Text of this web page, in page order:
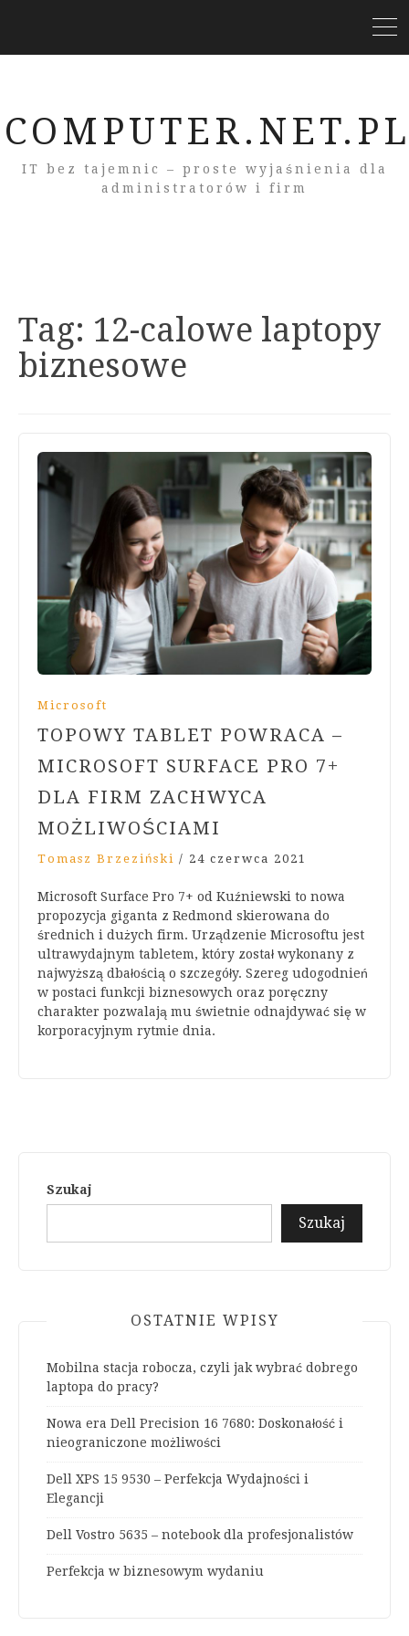
IT bez tajemnic – proste wyjaśnienia dla
administratorów i firm
Tag: 12-calowe laptopy
biznesowe
Microsoft
TOPOWY TABLET POWRACA –
MICROSOFT SURFACE PRO 7+
DLA FIRM ZACHWYCA
MOŻLIWOŚCIAMI
Tomasz Brzeziński / 24 czerwca 2021
Microsoft Surface Pro 7+ od Kuźniewski to nowa
propozycja giganta z Redmond skierowana do
średnich i dużych firm. Urządzenie Microsoftu jest
ultrawydajnym tabletem, który został wykonany z
najwyższą dbałością o szczegóły. Szereg udogodnień
w postaci funkcji biznesowych oraz poręczny
charakter pozwalają mu świetnie odnajdywać się w
korporacyjnym rytmie dnia.
Szukaj
Szukaj
OSTATNIE WPISY
Mobilna stacja robocza, czyli jak wybrać dobrego
laptopa do pracy?
Nowa era Dell Precision 16 7680: Doskonałość i
nieograniczone możliwości
Dell XPS 15 9530 – Perfekcja Wydajności i
Elegancji
Dell Vostro 5635 – notebook dla profesjonalistów
Perfekcja w biznesowym wydaniu